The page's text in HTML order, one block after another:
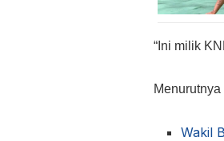
“Ini milik
Wakil